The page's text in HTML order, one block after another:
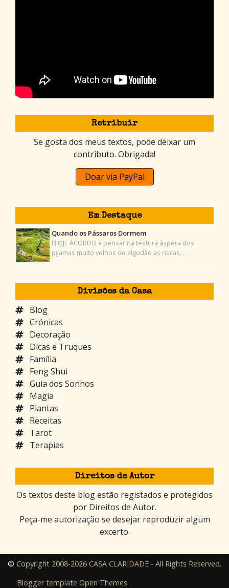
Retribuir
Se gosta dos meus textos, pode deixar um
contributo. Obrigada!
Doar via PayPal
Em Destaque
Quando os Pássaros Dormem
H OJE ACORDEI a pensar na textura áspera dos
pijamas muito velhos de algodão às riscas, …
Divisões da Casa
Blog
Crónicas
Decoração
Dicas e Truques
Família
Feng Shui
Guia dos Sonhos
Magia
Plantas
Receitas
Tarot
Terapias
Direitos de Autor
Os textos deste blog estão registados e protegidos
por Direitos de Autor.
Peça-me autorização se desejar reproduzir algum
excerto.
© Copyright 2008-2026 CASA CLARIDADE - All Rights Reserved.
Blogger template Open Themes.